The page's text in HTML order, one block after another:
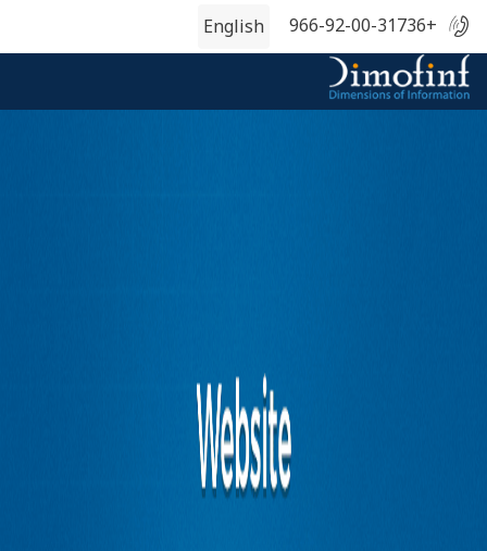
+966-92-00-31736
English